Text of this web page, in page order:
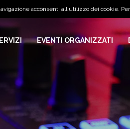
acconsenti all'utilizzo dei cookie.
EVENTI ORGANIZZATI